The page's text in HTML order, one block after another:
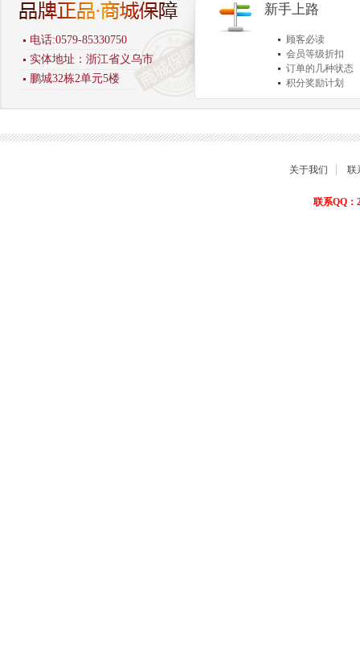
电话:0579-85330750
实体地址：浙江省义乌市
鹏城32栋2单元5楼
新手上路
顾客必读
会员等级折扣
订单的几种状态
积分奖励计划
商品退货保障
关于我们 联
联系QQ：